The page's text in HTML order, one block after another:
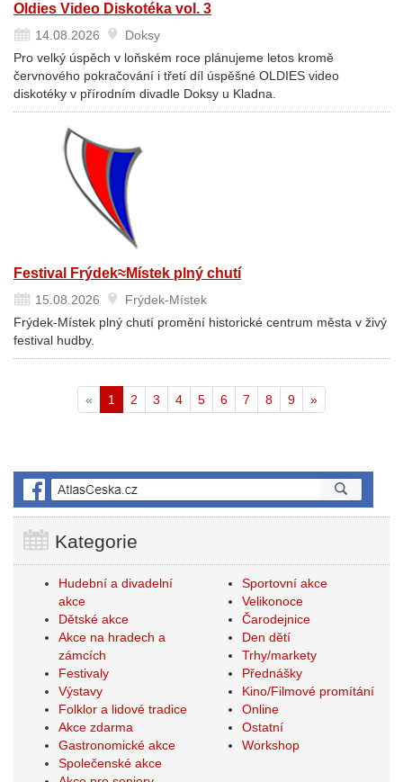
Oldies Video Diskotéka vol. 3
14.08.2026
Doksy
Pro velký úspěch v loňském roce plánujeme letos kromě
červnového pokračování i třetí díl úspěšné OLDIES video
diskotéky v přírodním divadle Doksy u Kladna.
Festival Frýdek≈Místek plný chutí
15.08.2026
Frýdek-Místek
Frýdek-Místek plný chutí promění historické centrum města v živý
festival hudby.
« 1
Aktuální
stránka
2 3 4 5 6 7 8 9 »
Kategorie
Hudební a divadelní
akce
Dětské akce
Akce na hradech a
zámcích
Festivaly
Výstavy
Folklor a lidové tradice
Akce zdarma
Gastronomické akce
Společenské akce
Sportovní akce
Velikonoce
Čarodejnice
Den dětí
Trhy/markety
Přednášky
Kino/Filmové promítání
Online
Ostatní
Workshop